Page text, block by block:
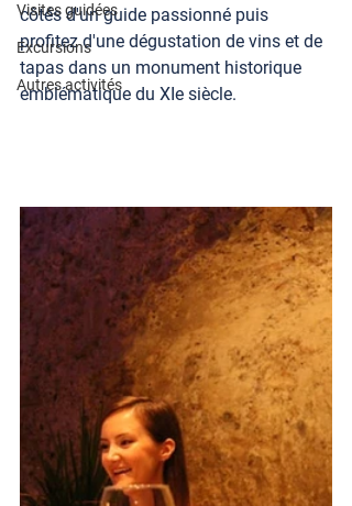
Visites guidées
Excursions
Autres activités
côtés d'un guide passionné puis
profitez d'une dégustation de vins et de
tapas dans un monument historique
emblématique du XIe siècle.